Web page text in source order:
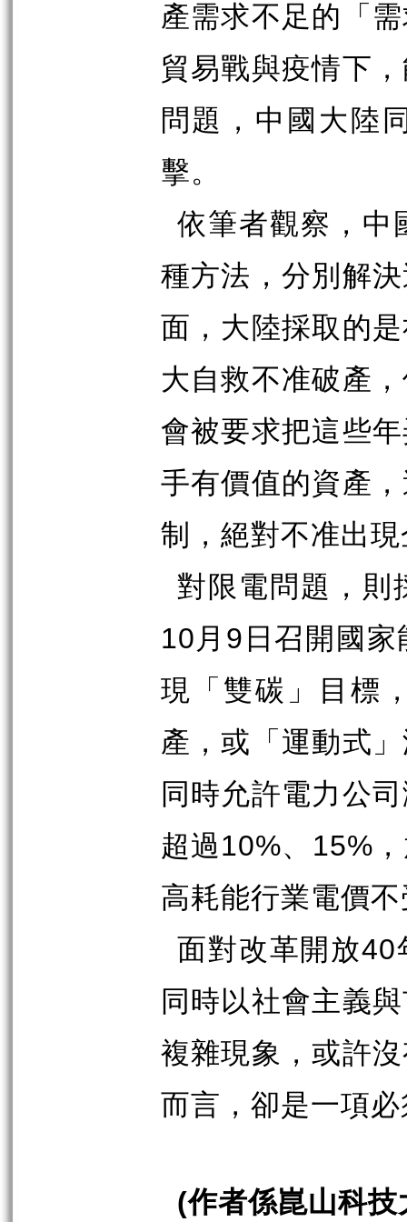
產需求不足的「
貿易戰與疫情下
問題，中國大陸
擊。
依筆者觀察，中
種方法，分別解
面，大陸採取的
大自救不准破產
會被要求把這些
手有價值的資產
制，絕對不准出
對限電問題，則
10 月 9 日召開國
現「雙碳」目標
產，或「運動式
同時允許電力公
超過 10%、 15%
高耗能行業電價不
面對改革開放40
同時以社會主義
複雜現象，或許
而言，卻是一項
(作者係崑山科